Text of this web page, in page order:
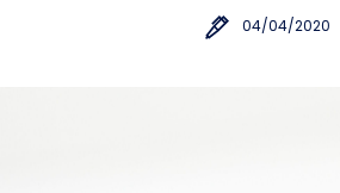
04/04/2020